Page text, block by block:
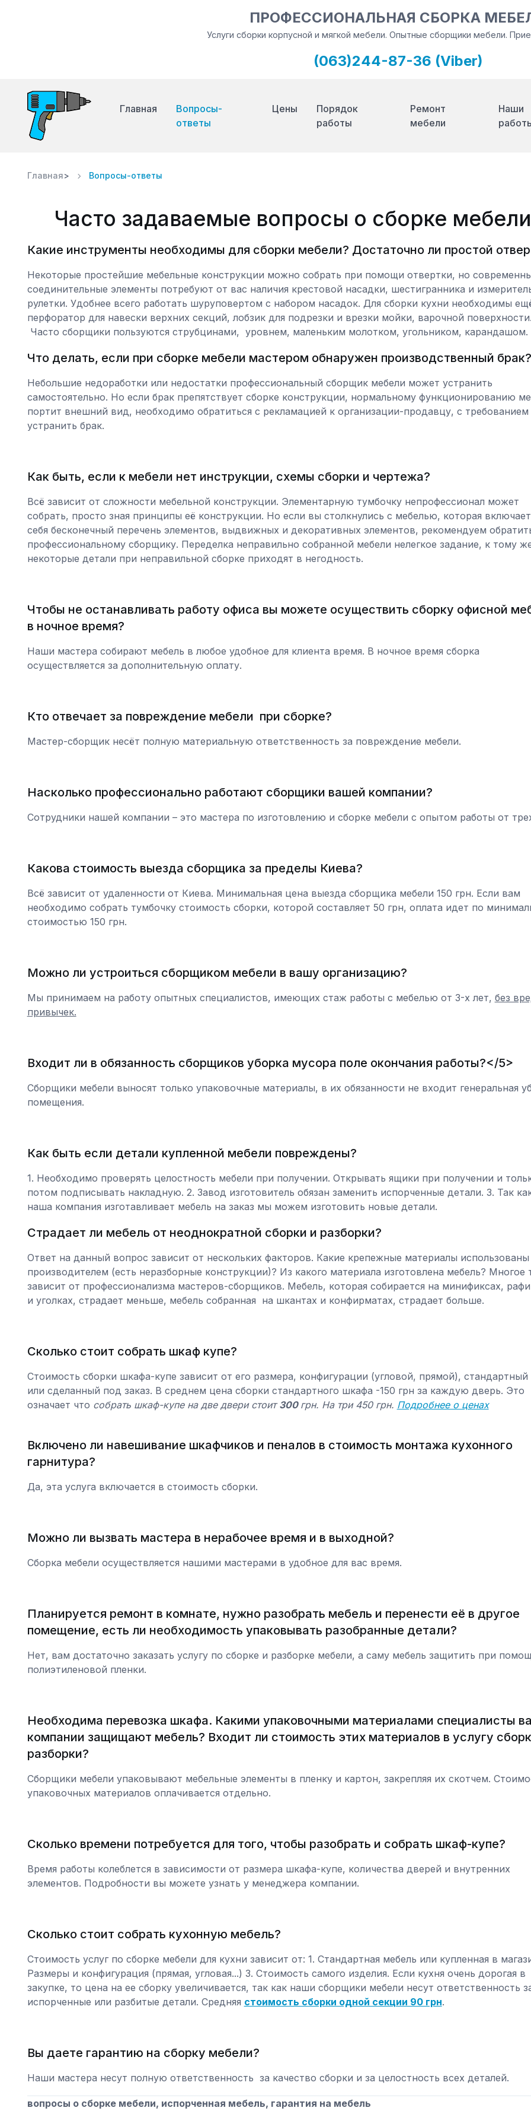
ПРОФЕССИОНАЛЬНАЯ СБОРКА
Услуги сборки корпусной и мягкой мебели. Опытные сборщики мебели.
(063)244-87-36 (Viber)
Главная
Вопросы-
ответы
Цены
Порядок
работы
Ремонт
мебели
Наши
Главная> Вопросы-ответы
Часто задаваемые вопросы о сборке
Какие инструменты необходимы для сборки мебели? Достаточно ли простой
Некоторые простейшие мебельные конструкции можно собрать при помощи отвертки, но
соединительные элементы потребуют от вас наличия крестовой насадки, шестигранника и
рулетки. Удобнее всего работать шуруповертом с набором насадок. Для сборки кухни необходимы
перфоратор для навески верхних секций, лобзик для подрезки и врезки мойки, варочной
Часто сборщики пользуются струбцинами, уровнем, маленьким молотком, угольником, карандашом.
Что делать, если при сборке мебели мастером обнаружен производственный брак?
Небольшие недоработки или недостатки профессиональный сборщик мебели может устранить
самостоятельно. Но если брак препятствует сборке конструкции, нормальному функционированию
портит внешний вид, необходимо обратиться с рекламацией к организации-продавцу, с требованием
устранить брак.
Как быть, если к мебели нет инструкции, схемы сборки и чертежа?
Всё зависит от сложности мебельной конструкции. Элементарную тумбочку непрофессионал может
собрать, просто зная принципы её конструкции. Но если вы столкнулись с мебелью, которая
себя бесконечный перечень элементов, выдвижных и декоративных элементов, рекомендуем
профессиональному сборщику. Переделка неправильно собранной мебели нелегкое задание, к тому
некоторые детали при неправильной сборке приходят в негодность.
Чтобы не останавливать работу офиса вы можете осуществить сборку офисной
в ночное время?
Наши мастера собирают мебель в любое удобное для клиента время. В ночное время сборка
осуществляется за дополнительную оплату.
Кто отвечает за повреждение мебели при сборке?
Мастер-сборщик несёт полную материальную ответственность за повреждение мебели.
Насколько профессионально работают сборщики вашей компании?
Сотрудники нашей компании – это мастера по изготовлению и сборке мебели с опытом работы от
Какова стоимость выезда сборщика за пределы Киева?
Всё зависит от удаленности от Киева. Минимальная цена выезда сборщика мебели 150 грн. Если вам
необходимо собрать тумбочку стоимость сборки, которой составляет 50 грн, оплата идет по
стоимостью 150 грн.
Можно ли устроиться сборщиком мебели в вашу организацию?
Мы принимаем на работу опытных специалистов, имеющих стаж работы с мебелью от 3-х лет, без
привычек.
Входит ли в обязанность сборщиков уборка мусора поле окончания работы?</5>
Сборщики мебели выносят только упаковочные материалы, в их обязанности не входит генеральная
помещения.
Как быть если детали купленной мебели повреждены?
1. Необходимо проверять целостность мебели при получении. Открывать ящики при получении и
потом подписывать накладную. 2. Завод изготовитель обязан заменить испорченные детали. 3. Так
наша компания изготавливает мебель на заказ мы можем изготовить новые детали.
Страдает ли мебель от неоднократной сборки и разборки?
Ответ на данный вопрос зависит от нескольких факторов. Какие крепежные материалы использованы
производителем (есть неразборные конструкции)? Из какого материала изготовлена мебель? Многое
зависит от профессионализма мастеров-сборщиков. Мебель, которая собирается на минификсах,
и уголках, страдает меньше, мебель собранная на шкантах и конфирматах, страдает больше.
Сколько стоит собрать шкаф купе?
Стоимость сборки шкафа-купе зависит от его размера, конфигурации (угловой, прямой), стандартный
или сделанный под заказ. В среднем цена сборки стандартного шкафа -150 грн за каждую дверь. Это
означает что собрать шкаф-купе на две двери стоит300 грн. На три 450 грн. Подробнее о ценах
Включено ли навешивание шкафчиков и пеналов в стоимость монтажа кухонного
гарнитура?
Да, эта услуга включается в стоимость сборки.
Можно ли вызвать мастера в нерабочее время и в выходной?
Сборка мебели осуществляется нашими мастерами в удобное для вас время.
Планируется ремонт в комнате, нужно разобрать мебель и перенести её в другое
помещение, есть ли необходимость упаковывать разобранные детали?
Нет, вам достаточно заказать услугу по сборке и разборке мебели, а саму мебель защитить при
полиэтиленовой пленки.
Необходима перевозка шкафа. Какими упаковочными материалами специалисты
компании защищают мебель? Входит ли стоимость этих материалов в услугу
разборки?
Сборщики мебели упаковывают мебельные элементы в пленку и картон, закрепляя их скотчем.
упаковочных материалов оплачивается отдельно.
Сколько времени потребуется для того, чтобы разобрать и собрать шкаф-купе?
Время работы колеблется в зависимости от размера шкафа-купе, количества дверей и внутренних
элементов. Подробности вы можете узнать у менеджера компании.
Сколько стоит собрать кухонную мебель?
Стоимость услуг по сборке мебели для кухни зависит от: 1. Стандартная мебель или купленная в
Размеры и конфигурация (прямая, угловая...) 3. Стоимость самого изделия. Если кухня очень дорогая в
закупке, то цена на ее сборку увеличивается, так как наши сборщики мебели несут ответственность
испорченные или разбитые детали. Средняя стоимость сборки одной секции 90 грн.
Вы даете гарантию на сборку мебели?
Наши мастера несут полную ответственность за качество сборки и за целостность всех деталей.
вопросы о сборке мебели, испорченная мебель, гарантия на мебель